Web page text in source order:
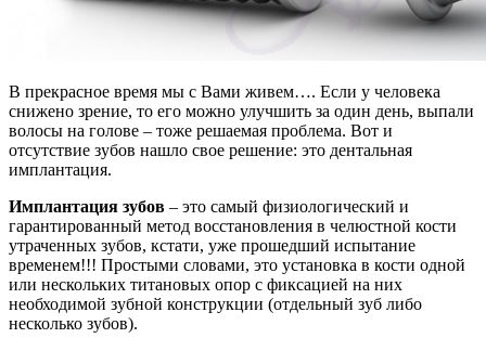
В прекрасное время мы с Вами живем…. Если у человека
снижено зрение, то его можно улучшить за один день, выпали
волосы на голове – тоже решаемая проблема. Вот и
отсутствие зубов нашло свое решение: это дентальная
имплантация.
Имплантация зубов – это самый физиологический и
гарантированный метод восстановления в челюстной кости
утраченных зубов, кстати, уже прошедший испытание
временем!!! Простыми словами, это установка в кости одной
или нескольких титановых опор с фиксацией на них
необходимой зубной конструкции (отдельный зуб либо
несколько зубов).